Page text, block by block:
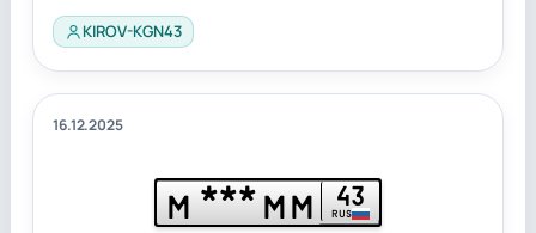
KIROV-KGN43
16.12.2025
М *** ММ 43
RUS